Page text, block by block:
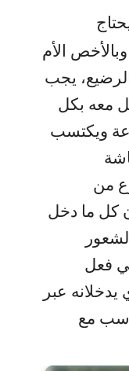
الأم
الرضيع، يجب
معه بكل
ويكتسب
من
أن كل ما دخل
فعل
يدخلانه عبر
مع